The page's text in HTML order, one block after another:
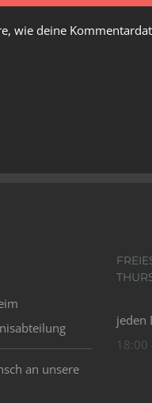
wie deine
an unsere
jeden
18:00